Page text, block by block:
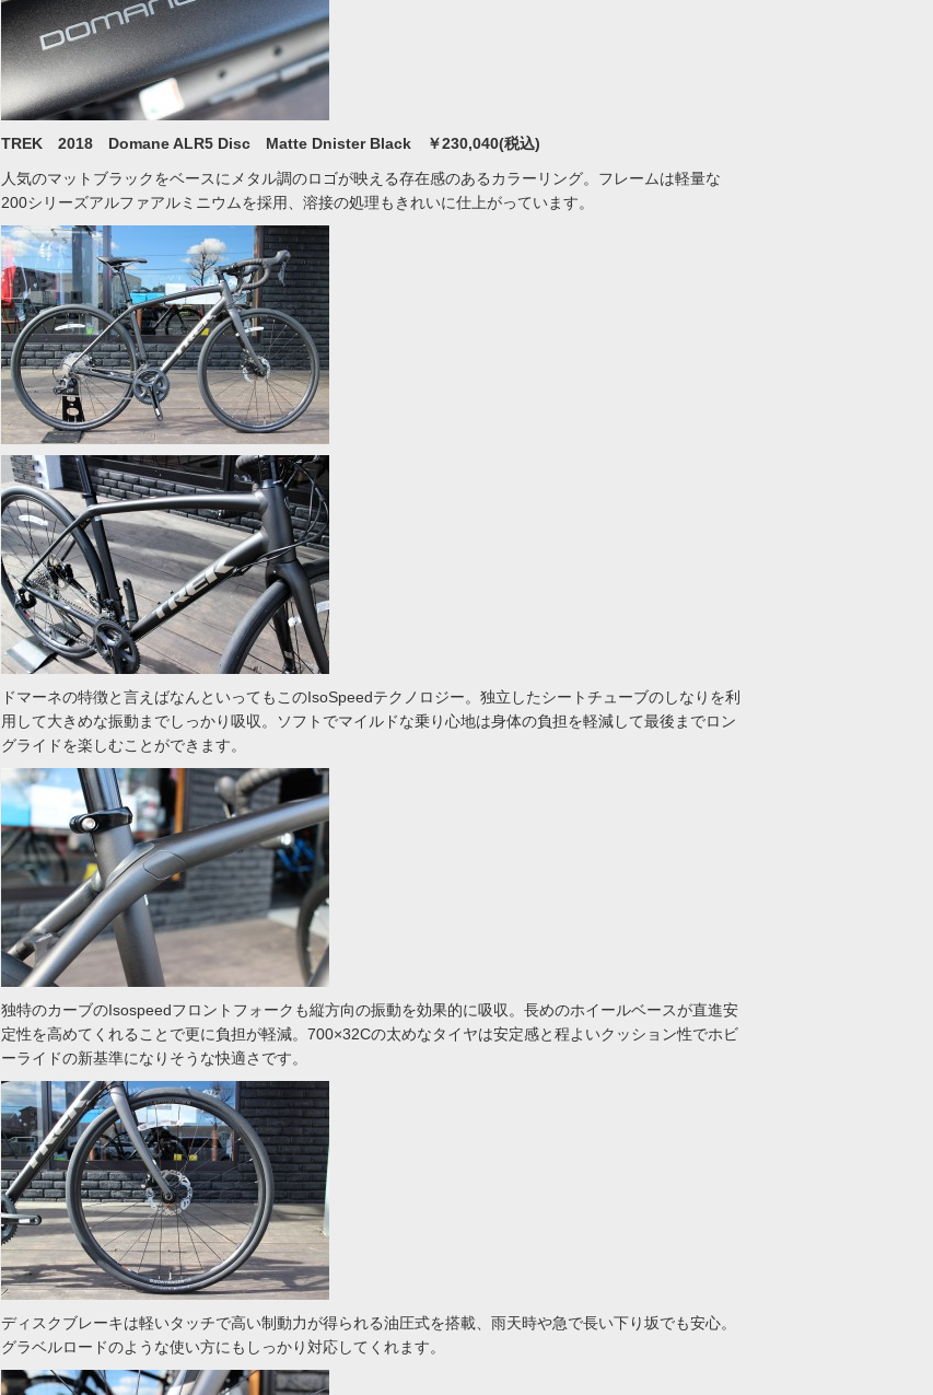
TREK 2018 Domane ALR5 Disc Matte Dnister Black ￥230,040(税込)
人気のマットブラックをベースにメタル調のロゴが映える存在感のあるカラーリング。フレームは軽量な
200シリーズアルファアルミニウムを採用、溶接の処理もきれいに仕上がっています。
ドマーネの特徴と言えばなんといってもこのIsoSpeedテクノロジー。独立したシートチューブのしなりを利
用して大きめな振動までしっかり吸収。ソフトでマイルドな乗り心地は身体の負担を軽減して最後までロン
グライドを楽しむことができます。
独特のカーブのIsospeedフロントフォークも縦方向の振動を効果的に吸収。長めのホイールベースが直進安
定性を高めてくれることで更に負担が軽減。700×32Cの太めなタイヤは安定感と程よいクッション性でホビ
ーライドの新基準になりそうな快適さです。
ディスクブレーキは軽いタッチで高い制動力が得られる油圧式を搭載、雨天時や急で長い下り坂でも安心。
グラベルロードのような使い方にもしっかり対応してくれます。